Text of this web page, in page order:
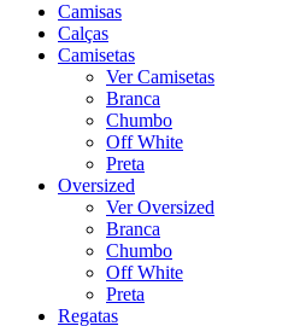
Camisas
Calças
Camisetas
Ver Camisetas
Branca
Chumbo
Off White
Preta
Oversized
Ver Oversized
Branca
Chumbo
Off White
Preta
Regatas